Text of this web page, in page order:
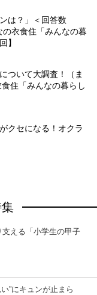
は？」＜回答数
衣食住「みんなの暮
】
ついて大調査！（ま
住「みんなの暮らし
クセになる！オクラ
える「小学生の甲子
”にキュンが止まら